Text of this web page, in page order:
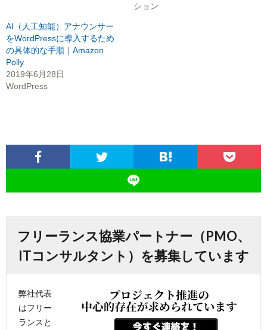
ション
AI（人工知能）アナウンサー
をWordPressに導入するため
の具体的な手順｜Amazon
Polly
2019年6月28日
WordPress
フリーランス協業パートナー（PMO、
ITコンサルタント）を募集しています
弊社代表
はフリー
ランスと